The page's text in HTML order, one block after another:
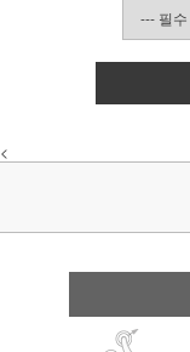
<